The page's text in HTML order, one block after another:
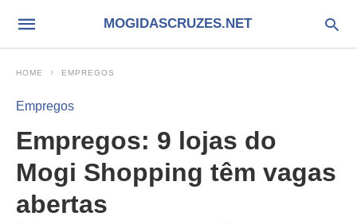
MOGIDASCRUZES.NET
HOME EMPREGOS
Empregos
Empregos: 9 lojas do
Mogi Shopping têm vagas
abertas